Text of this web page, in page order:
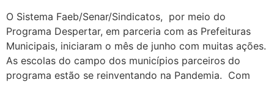
O Sistema Faeb/Senar/Sindicatos, por meio do
Programa Despertar, em parceria com as Prefeituras
Municipais, iniciaram o mês de junho com muitas ações.
As escolas do campo dos municípios parceiros do
programa estão se reinventando na Pandemia. Com